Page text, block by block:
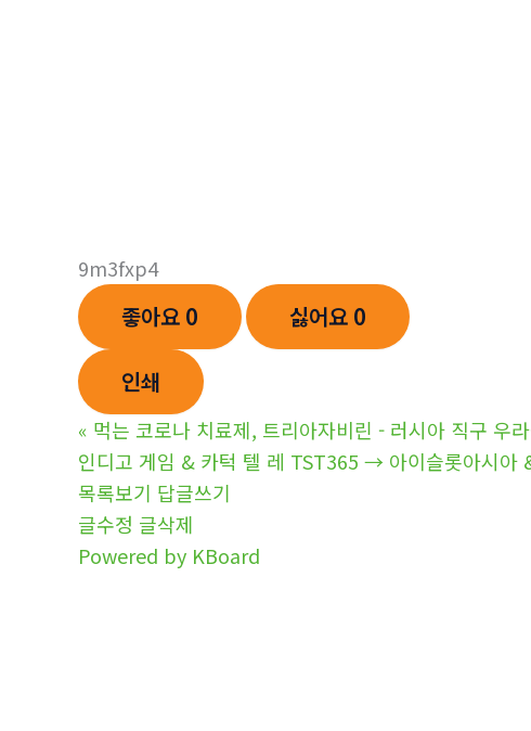
9m3fxp4
좋아요 0 싫어요 0
인쇄
« 먹는 코로나 치료제, 트리아자비린 - 러시아 직구 우
인디고 게임 & 카턱 텔 레 TST365 → 아이슬롯아시아
목록보기 답글쓰기
글수정 글삭제
Powered by KBoard